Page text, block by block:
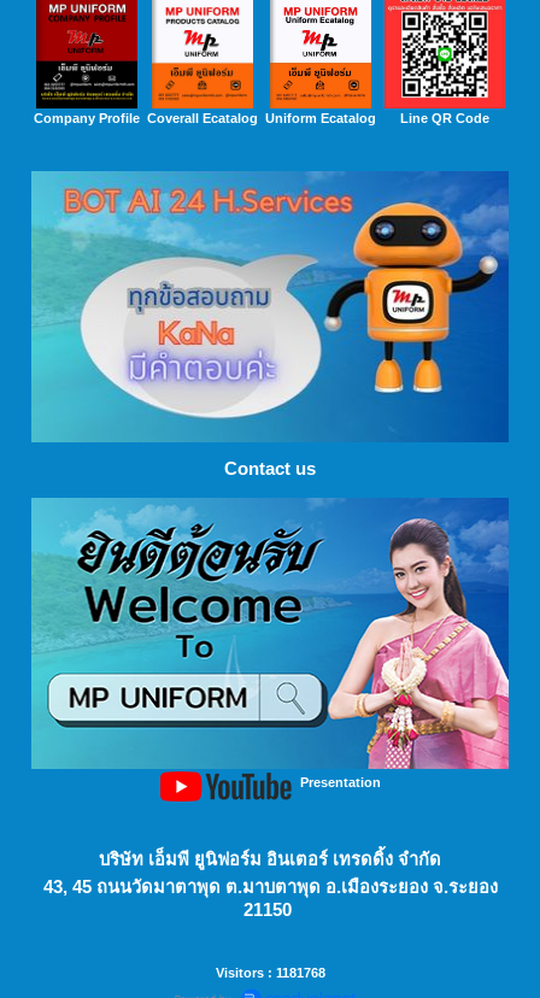
Company Profile Coverall Ecatalog Uniform Ecatalog Line QR Code
Contact us
Presentation
บริษัท เอ็มพี ยูนิฟอร์ม อินเตอร์ เทรดดิ้ง จำกัด
43, 45 ถนนวัดมาตาพุด ต.มาบตาพุด อ.เมืองระยอง จ.ระยอง
21150
Visitors : 1181768